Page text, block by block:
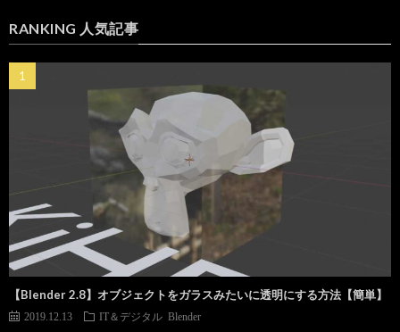
RANKING 人気記事
【Blender 2.8】オブジェクトをガラスみたいに透明にする方法【簡単】
2019.12.13 IT＆デジタル Blender